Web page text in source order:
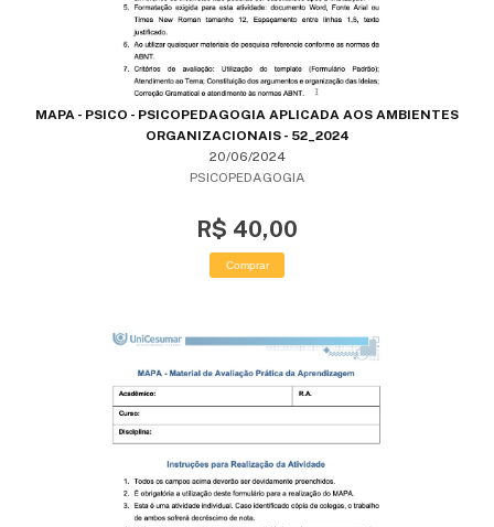
MAPA - PSICO - PSICOPEDAGOGIA APLICADA AOS AMBIENTES
ORGANIZACIONAIS - 52_2024
20/06/2024
PSICOPEDAGOGIA
R$ 40,00
Comprar